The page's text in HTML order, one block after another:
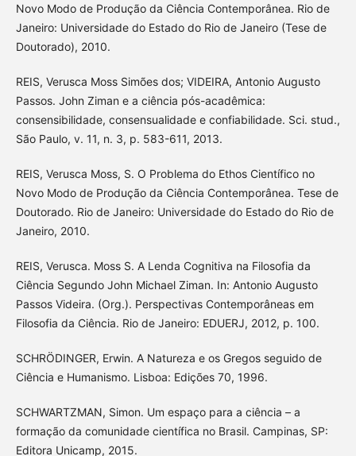
Novo Modo de Produção da Ciência Contemporânea. Rio de
Janeiro: Universidade do Estado do Rio de Janeiro (Tese de
Doutorado), 2010.
REIS, Verusca Moss Simões dos; VIDEIRA, Antonio Augusto
Passos. John Ziman e a ciência pós-acadêmica:
consensibilidade, consensualidade e confiabilidade. Sci. stud.,
São Paulo, v. 11, n. 3, p. 583-611, 2013.
REIS, Verusca Moss, S. O Problema do Ethos Científico no
Novo Modo de Produção da Ciência Contemporânea. Tese de
Doutorado. Rio de Janeiro: Universidade do Estado do Rio de
Janeiro, 2010.
REIS, Verusca. Moss S. A Lenda Cognitiva na Filosofia da
Ciência Segundo John Michael Ziman. In: Antonio Augusto
Passos Videira. (Org.). Perspectivas Contemporâneas em
Filosofia da Ciência. Rio de Janeiro: EDUERJ, 2012, p. 100.
SCHRÖDINGER, Erwin. A Natureza e os Gregos seguido de
Ciência e Humanismo. Lisboa: Edições 70, 1996.
SCHWARTZMAN, Simon. Um espaço para a ciência – a
formação da comunidade científica no Brasil. Campinas, SP:
Editora Unicamp, 2015.